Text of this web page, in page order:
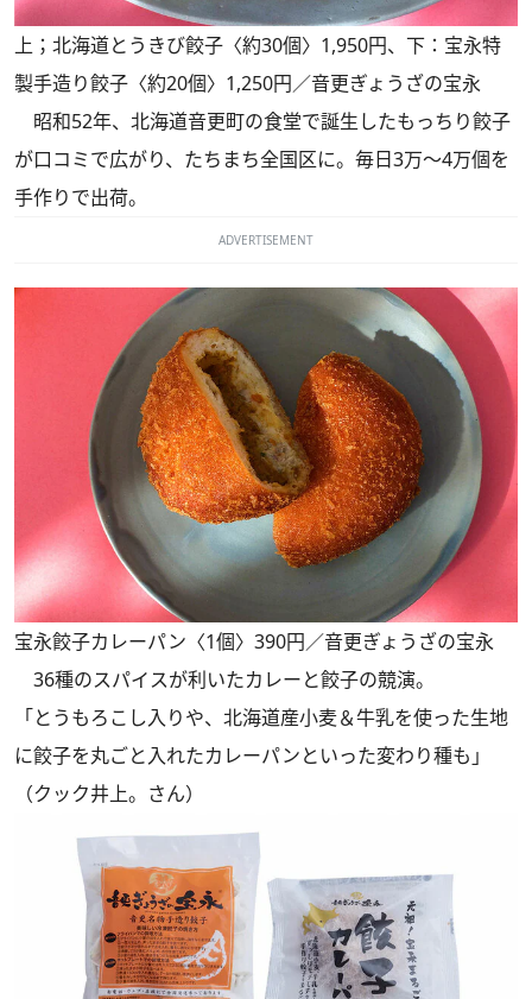
上；北海道とうきび餃子〈約30個〉1,950円、下：宝永特
製手造り餃子〈約20個〉1,250円／音更ぎょうざの宝永
昭和52年、北海道音更町の食堂で誕生したもっちり餃子
が口コミで広がり、たちまち全国区に。毎日3万～4万個を
手作りで出荷。
ADVERTISEMENT
宝永餃子カレーパン〈1個〉390円／音更ぎょうざの宝永
36種のスパイスが利いたカレーと餃子の競演。
「とうもろこし入りや、北海道産小麦＆牛乳を使った生地
に餃子を丸ごと入れたカレーパンといった変わり種も」
（クック井上。さん）